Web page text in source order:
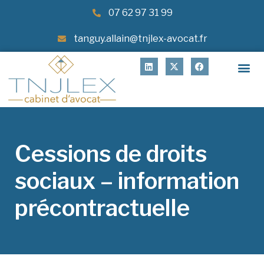
07 62 97 31 99
tanguy.allain@tnjlex-avocat.fr
Cessions de droits
sociaux – information
précontractuelle